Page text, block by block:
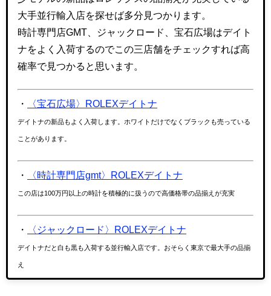
大手並行輸入店を探せば多分見つかります。
時計専門店GMT、ジャックロード、宝石広場はデイト
ナをよく入荷するのでこの三店舗をチェックすれば高
確率で見つかると思います。
・ 〈宝石広場〉ROLEXデイトナ
デイトナの新品もよく入荷します。ホワイトだけでなくブラックも売っている
ことがあります。
・ 〈時計専門店gmt〉ROLEXデイトナ
この店は100万円以上の時計を積極的に扱うので高価格帯の品揃えが充実
・ 〈ジャックロード〉ROLEXデイトナ
デイトナだと白も黒も入荷する並行輸入店です。おそらく東京で最大手の品揃
え